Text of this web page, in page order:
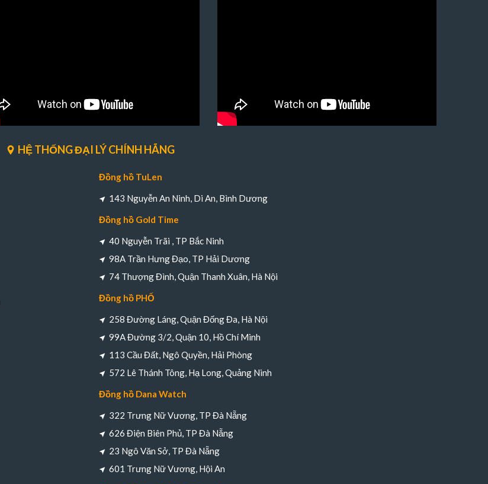
HỆ THỐNG ĐẠI LÝ CHÍNH HÃNG
Đồng hồ TuLen
143 Nguyễn An Ninh, Di An, Bình Dương
Đồng hồ Gold Time
40 Nguyễn Trãi , TP Bắc Ninh
98A Trần Hưng Đạo, TP Hải Dương
74 Thượng Đình, Quận Thanh Xuân, Hà Nội
Đồng hồ PHỐ
258 Đường Láng, Quận Đống Đa, Hà Nội
99A Đường 3/2, Quận 10, Hồ Chí Minh
113 Cầu Đất, Ngô Quyền, Hải Phòng
572 Lê Thánh Tông, Hạ Long, Quảng Ninh
Đồng hồ Dana Watch
322 Trưng Nữ Vương, TP Đà Nẵng
626 Điện Biên Phủ, TP Đà Nẵng
23 Ngô Văn Sở, TP Đà Nẵng
601 Trưng Nữ Vương, Hội An